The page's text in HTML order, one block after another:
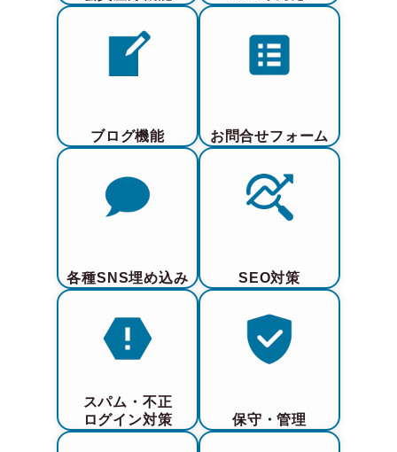
ブログ機能 お問合せフォーム
各種SNS埋め込み SEO対策
スパム・不正
ログイン対策
保守・管理